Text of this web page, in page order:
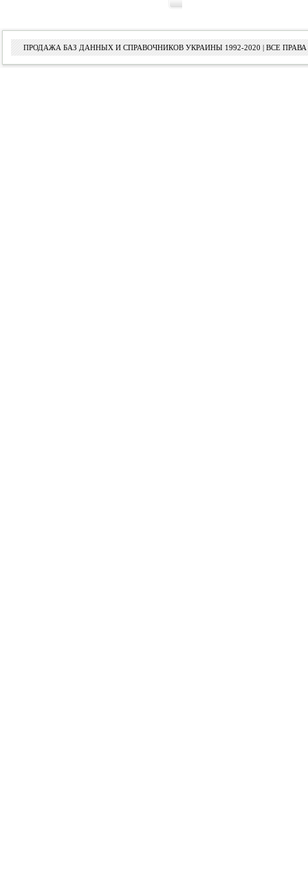
ПРОДАЖА БАЗ ДАННЫХ И СПРАВОЧНИКОВ УКРАИНЫ 1992-2020 | ВСЕ